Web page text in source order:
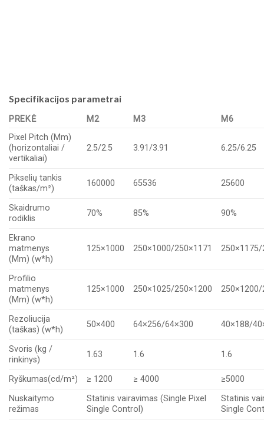
Specifikacijos parametrai
PREKĖ M2 M3
M6
Pixel Pitch (Mm)
(horizontaliai /
vertikaliai)
2.5/2.5 3.91/3.91 6.25/6.25
Pikselių tankis
(taškas/m²)
160000 65536 25600
Skaidrumo
rodiklis
70% 85% 90%
Ekrano
matmenys
(Mm) (w*h)
125×1000 250×1000/250×1171
Profilio
matmenys
(Mm) (w*h)
125×1000 250×1025/250×1200
Rezoliucija
(taškas) (w*h)
50×400 64×256/64×300 40×188/
Svoris (kg /
rinkinys)
1.63 1.6 1.6
Ryškumas(cd/m²) ≥ 1200 ≥ 4000
≥5000
Nuskaitymo
režimas
Statinis vairavimas (Single Pixel
Single Control)
Statinis
Single